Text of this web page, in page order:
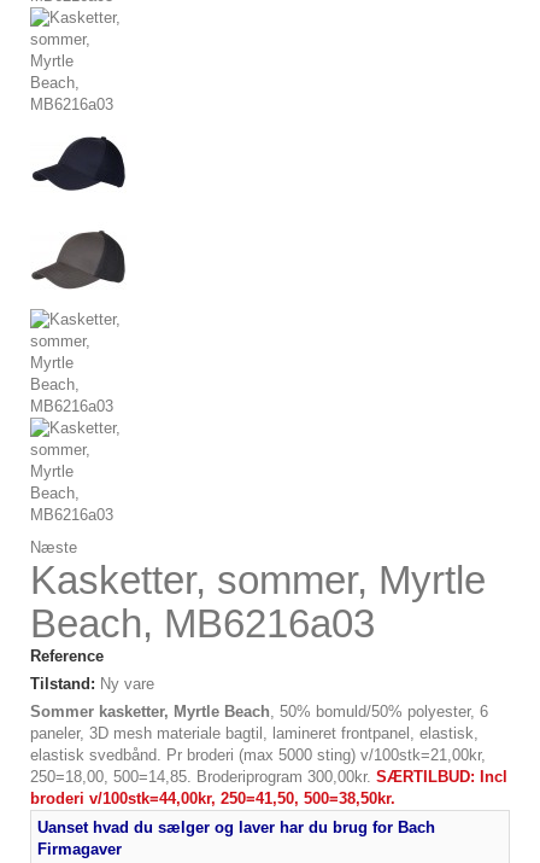
Næste
Kasketter, sommer, Myrtle
Beach, MB6216a03
Reference
Tilstand: Ny vare
Sommer kasketter, Myrtle Beach , 50% bomuld/50% polyester, 6
paneler, 3D mesh materiale bagtil, lamineret frontpanel, elastisk,
elastisk svedbånd. Pr broderi (max 5000 sting) v/100stk=21,00kr,
250=18,00, 500=14,85. Broderiprogram 300,00kr. SÆRTILBUD: Incl
broderi v/100stk=44,00kr, 250=41,50, 500=38,50kr.
Uanset hvad du sælger og laver har du brug for Bach
Firmagaver